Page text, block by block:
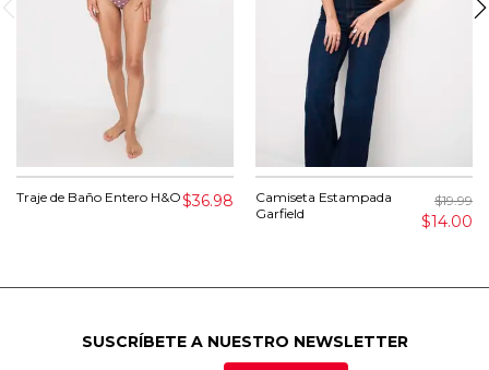
Traje de Baño Entero H&O$36.98
Camiseta Estampada
Garfield
$19.99
$14.00
SUSCRÍBETE A NUESTRO NEWSLETTER